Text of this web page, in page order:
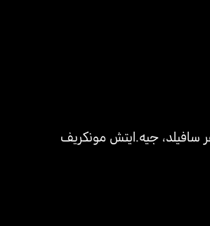
سافيلد، جيه.ايتش مونكريف